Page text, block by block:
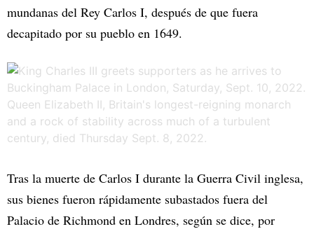
mundanas del Rey Carlos I, después de que fuera
decapitado por su pueblo en 1649.
Tras la muerte de Carlos I durante la Guerra Civil inglesa,
sus bienes fueron rápidamente subastados fuera del
Palacio de Richmond en Londres, según se dice, por